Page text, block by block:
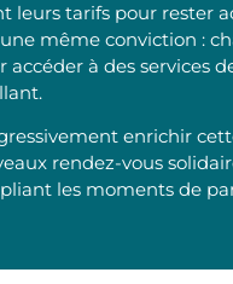
leurs tarifs pour rester
même conviction :
accéder à des services
enrichir
rendez-vous
les moments de